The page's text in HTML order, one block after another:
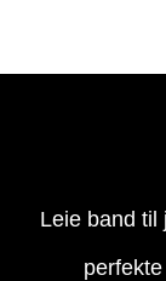
Leie band til